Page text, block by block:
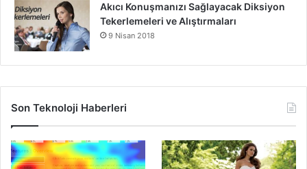
Akıcı Konuşmanızı Sağlayacak Diksiyon
Tekerlemeleri ve Alıştırmaları
9 Nisan 2018
Son Teknoloji Haberleri